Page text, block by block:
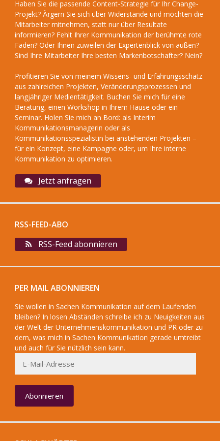
Haben Sie die passende Content-Strategie für Ihr Change-
Projekt? Ärgern Sie sich über Widerstände und möchten die
Mitarbeiter mitnehmen, statt nur über Resultate
informieren? Fehlt Ihrer Kommunikation der berühmte rote
Faden? Oder Ihnen zuweilen der Expertenblick von außen?
Sind Ihre Mitarbeiter Ihre besten Markenbotschafter? Nein?
Profitieren Sie von meinem Wissens- und Erfahrungsschatz
aus zahlreichen Projekten, Veränderungsprozessen und
langjähriger Medientätigkeit. Buchen Sie mich für eine
Beratung, einen Workshop in Ihrem Hause oder ein
Seminar. Holen Sie mich an Bord: als Interim
Kommunikationsmanagerin oder als
Kommunikationsspezialistin bei anstehenden Projekten –
für ein Konzept, eine Kampagne oder, um Ihre interne
Kommunikation zu optimieren.
Jetzt anfragen
RSS-FEED-ABO
RSS-Feed abonnieren
PER MAIL ABONNIEREN
Sie wollen in Sachen Kommunikation auf dem Laufenden
bleiben? In losen Abständen schreibe ich zu Neuigkeiten aus
der Welt der Unternehmenskommunikation und PR oder zu
dem, was mich in Sachen Kommunikation gerade umtreibt
und auch für Sie nützlich sein kann.
Mail-
Abonnieren